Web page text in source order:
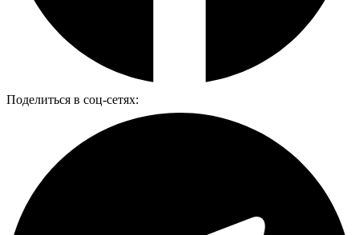
Поделиться в соц-сетях: